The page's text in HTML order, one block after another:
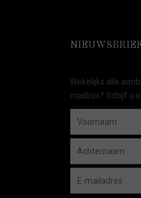
Wekelijks alle
mailbox? Schijf u